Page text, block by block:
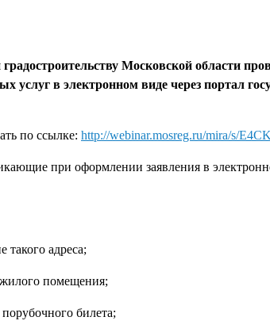
Московской области
услуг в электронном виде через портал
по ссылке: http://webinar.mosreg.ru/mira/s/
при оформлении заявления в
такого адреса;
помещения;
билета;